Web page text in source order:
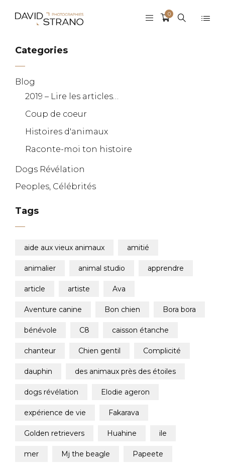
0
Categories
Blog
2019 – Lire les articles…
Coup de coeur
Histoires d'animaux
Raconte-moi ton histoire
Dogs Révélation
Peoples, Célébrités
Tags
aide aux vieux animaux amitié
animalier animal studio apprendre
article artiste ava
aventure canine bon chien bora bora
bénévole c8 caisson étanche
chanteur chien gentil complicité
dauphin des animaux près des étoiles
dogs révélation elodie ageron
expérience de vie fakarava
golden retrievers huahine ile
mer mj the beagle papeete